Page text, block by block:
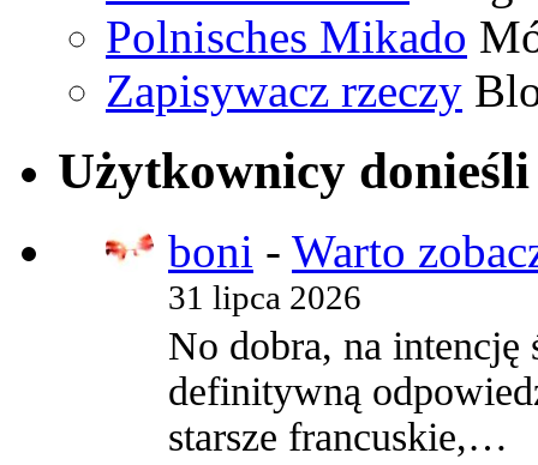
Polnisches Mikado
Zapisywacz rzeczy
Użytkownicy donieśli
boni - Warto
31 lipca 2026
No dobra, na intencję
definitywną
starsze francuskie,…